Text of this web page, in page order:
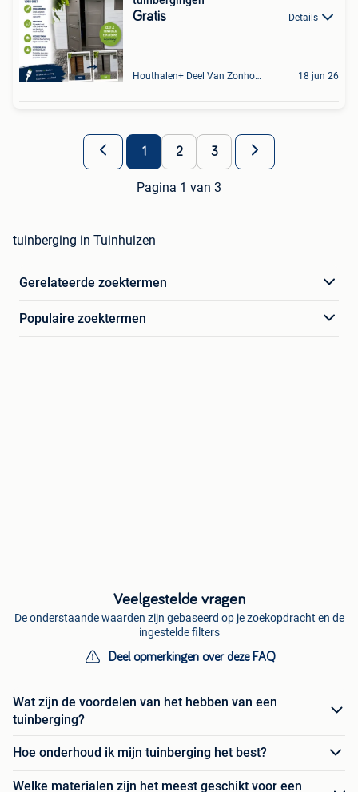
Gratis Details
Houthalen+ Deel Van Zonhoven En Zolder 18 jun 26
1 2 3
Pagina 1 van 3
tuinberging in Tuinhuizen
Gerelateerde zoektermen
Populaire zoektermen
Veelgestelde vragen
De onderstaande waarden zijn gebaseerd op je zoekopdracht en de
ingestelde filters
Deel opmerkingen over deze FAQ
Wat zijn de voordelen van het hebben van een
tuinberging?
Hoe onderhoud ik mijn tuinberging het best?
Welke materialen zijn het meest geschikt voor een